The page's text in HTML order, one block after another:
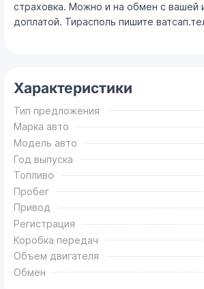
страховка. Можно и на обмен с вашей
доплатой. Тирасполь пишите
Характеристики
Тип предложения
Марка авто
Модель авто
Год выпуска
Топливо
Пробег
Привод
Регистрация
Коробка передач
Объем двигателя
Обмен